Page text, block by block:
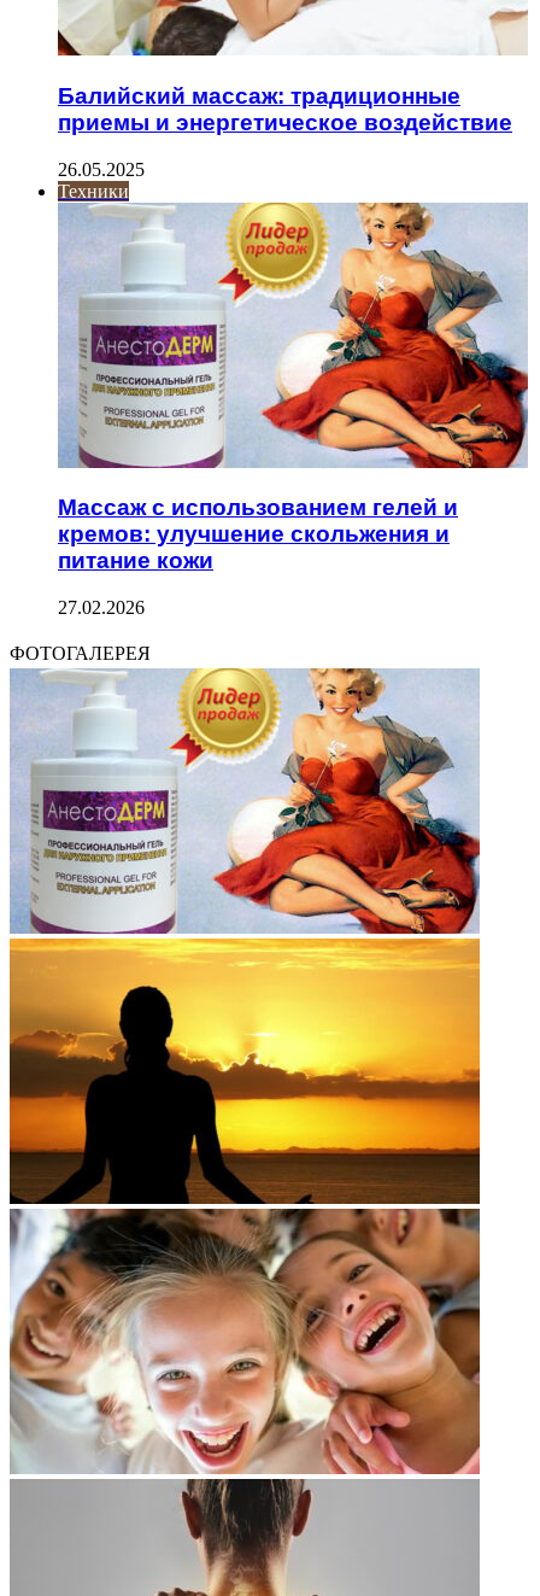
Балийский массаж: традиционные
приемы и энергетическое воздействие
26.05.2025
Техники
Массаж с использованием гелей и
кремов: улучшение скольжения и
питание кожи
27.02.2026
ФОТОГАЛЕРЕЯ